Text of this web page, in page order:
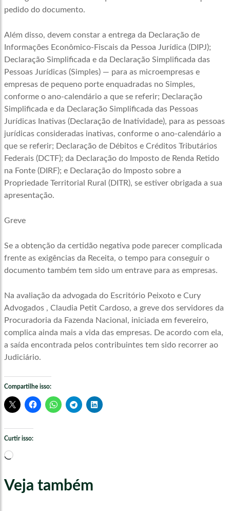
pedido do documento.
Além disso, devem constar a entrega da Declaração de
Informações Econômico-Fiscais da Pessoa Jurídica (DIPJ);
Declaração Simplificada e da Declaração Simplificada das
Pessoas Jurídicas (Simples) — para as microempresas e
empresas de pequeno porte enquadradas no Simples,
conforme o ano-calendário a que se referir; Declaração
Simplificada e da Declaração Simplificada das Pessoas
Jurídicas Inativas (Declaração de Inatividade), para as pessoas
jurídicas consideradas inativas, conforme o ano-calendário a
que se referir; Declaração de Débitos e Créditos Tributários
Federais (DCTF); da Declaração do Imposto de Renda Retido
na Fonte (DIRF); e Declaração do Imposto sobre a
Propriedade Territorial Rural (DITR), se estiver obrigada a sua
apresentação.
Greve
Se a obtenção da certidão negativa pode parecer complicada
frente as exigências da Receita, o tempo para conseguir o
documento também tem sido um entrave para as empresas.
Na avaliação da advogada do Escritório Peixoto e Cury
Advogados , Claudia Petit Cardoso, a greve dos servidores da
Procuradoria da Fazenda Nacional, iniciada em fevereiro,
complica ainda mais a vida das empresas. De acordo com ela,
a saída encontrada pelos contribuintes tem sido recorrer ao
Judiciário.
Compartilhe isso:
Curtir isso:
Carregando...
Veja também